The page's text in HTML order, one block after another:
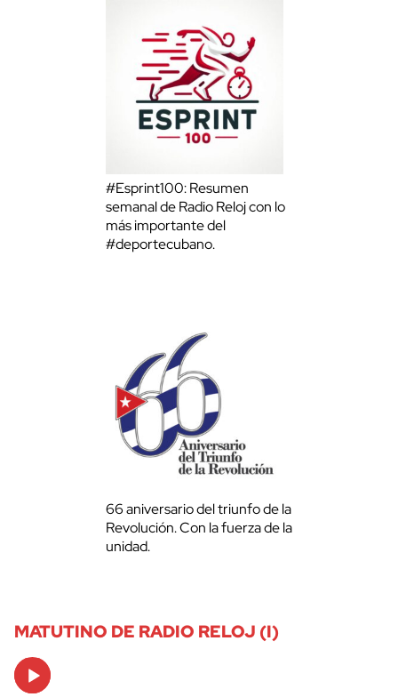
#Esprint100: Resumen
semanal de Radio Reloj con lo
más importante del
#deportecubano.
66 aniversario del triunfo de la
Revolución. Con la fuerza de la
unidad.
MATUTINO DE RADIO RELOJ (I)
Audio
Player